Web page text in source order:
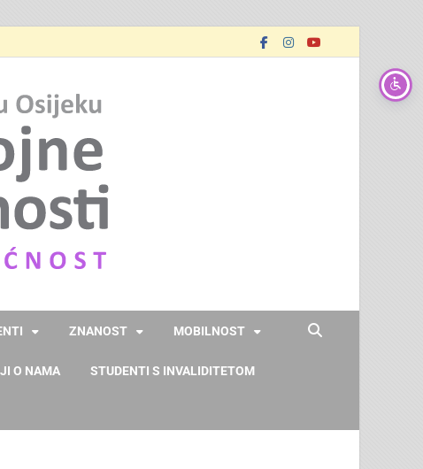
ZNANOST MOBILNOST
O NAMA STUDENTI S INVALIDITETOM